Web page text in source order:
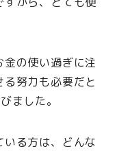
の使い過ぎに注
努力も必要だと
ました。
る方は、どんな